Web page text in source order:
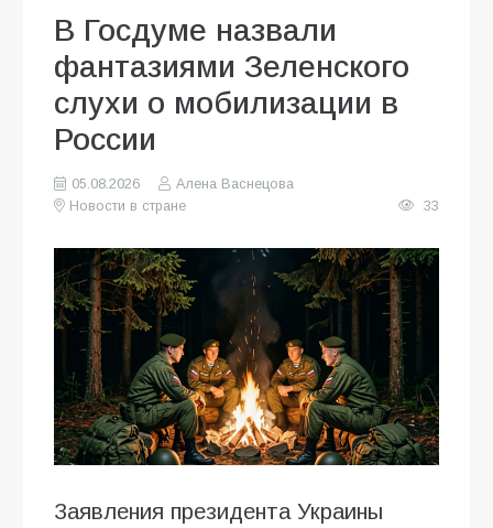
В Госдуме назвали
фантазиями Зеленского
слухи о мобилизации в
России
05.08.2026
Алена Васнецова
Новости в стране
33
Заявления президента Украины